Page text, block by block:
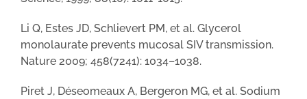
Li Q, Estes JD, Schlievert PM, et al. Glycerol
monolaurate prevents mucosal SIV transmission.
Nature 2009; 458(7241): 1034–1038.
Piret J, Déseomeaux A, Bergeron MG, et al. Sodium